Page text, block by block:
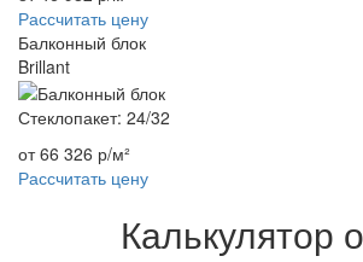
Рассчитать цену
Балконный блок
Brillant
Стеклопакет: 24/32
от 66 326 р/м²
Рассчитать цену
Калькулятор